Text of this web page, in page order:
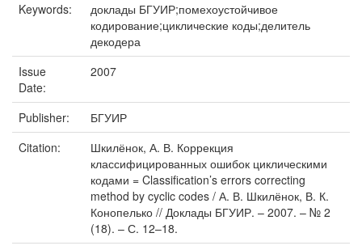
Keywords:
доклады БГУИР;помехоустойчивое
кодирование;циклические коды;делитель
декодера
Issue
Date:
2007
Publisher:
БГУИР
Citation:
Шкилёнок, А. В. Коррекция
классифицированных ошибок циклическими
кодами = Classification’s errors correcting
method by cyclic codes / А. В. Шкилёнок, В. К.
Конопелько // Доклады БГУИР. – 2007. – № 2
(18). – С. 12–18.